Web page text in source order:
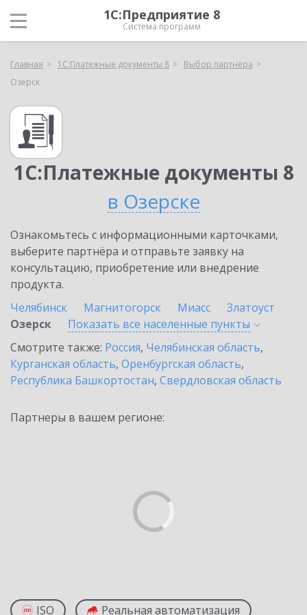
1С:Предприятие 8
Система программ
Главная 1С:Платежные документы 8
Выбор партнёра
Озерск
1С:Платежные документы 8
в Озерске
Ознакомьтесь с информационными карточками,
выберите партнёра и отправьте заявку на
консультацию, приобретение или внедрение
продукта.
Челябинск
Магнитогорск Миасс
Златоуст
Озерск
Показать все населенные пункты
Смотрите также: Россия, Челябинская область,
Курганская область, Оренбургская область,
Республика Башкортостан, Свердловская область
Партнеры в вашем регионе:
ISO Реальная автоматизация